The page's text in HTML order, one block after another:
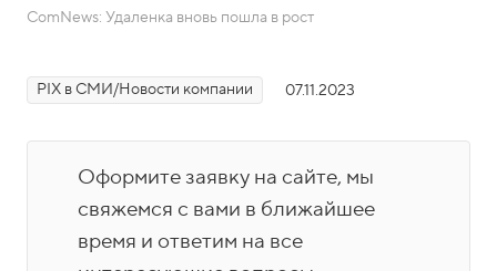
р
у
к
т
RP
Роб
оти
зац
ия
нес
-ан
али
тик
есс
ы
тор
Акаде
PIX
И
ComNews: Удаленка вновь пошла в рост
PIX в СМИ/Новости компании 07.11.2023
Оформите заявку на сайте, мы
свяжемся с вами в ближайшее
время и ответим на все